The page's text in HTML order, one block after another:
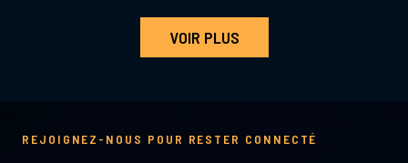
VOIR PLUS
REJOIGNEZ-NOUS POUR RESTER CONNECTÉ